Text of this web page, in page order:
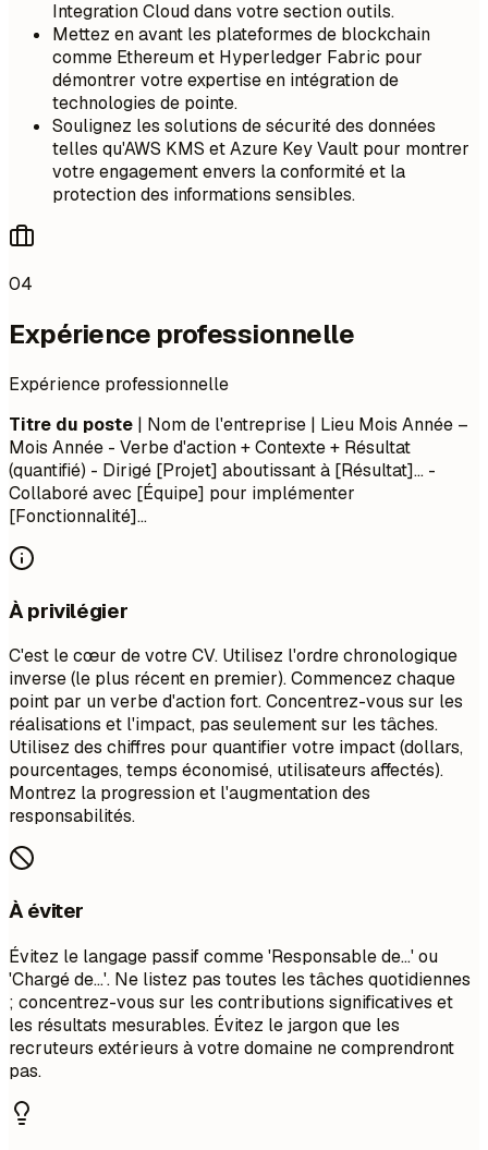
Integration Cloud dans votre section outils.
Mettez en avant les plateformes de blockchain
comme Ethereum et Hyperledger Fabric pour
démontrer votre expertise en intégration de
technologies de pointe.
Soulignez les solutions de sécurité des données
telles qu'AWS KMS et Azure Key Vault pour montrer
votre engagement envers la conformité et la
protection des informations sensibles.
04
Expérience professionnelle
Expérience professionnelle
Titre du poste | Nom de l'entreprise | Lieu Mois Année –
Mois Année - Verbe d'action + Contexte + Résultat
(quantifié) - Dirigé [Projet] aboutissant à [Résultat]... -
Collaboré avec [Équipe] pour implémenter
[Fonctionnalité]...
À privilégier
C'est le cœur de votre CV. Utilisez l'ordre chronologique
inverse (le plus récent en premier). Commencez chaque
point par un verbe d'action fort. Concentrez-vous sur les
réalisations et l'impact, pas seulement sur les tâches.
Utilisez des chiffres pour quantifier votre impact (dollars,
pourcentages, temps économisé, utilisateurs affectés).
Montrez la progression et l'augmentation des
responsabilités.
À éviter
Évitez le langage passif comme 'Responsable de...' ou
'Chargé de...'. Ne listez pas toutes les tâches quotidiennes
; concentrez-vous sur les contributions significatives et
les résultats mesurables. Évitez le jargon que les
recruteurs extérieurs à votre domaine ne comprendront
pas.